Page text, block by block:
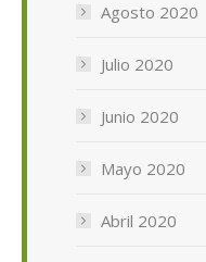
Agosto 2020
Julio 2020
Junio 2020
Mayo 2020
Abril 2020